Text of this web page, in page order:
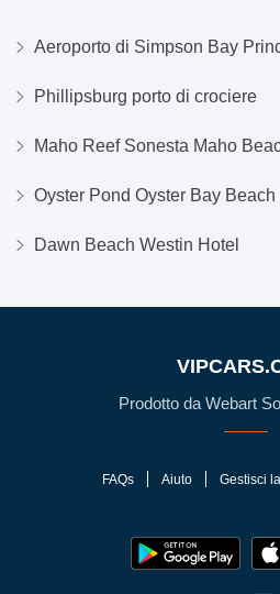
Aeroporto di Simpson Bay
Phillipsburg porto di crociere
Maho Reef Sonesta Maho
Oyster Pond Oyster Bay Beach
Dawn Beach Westin Hotel
Prodotto da Webart
FAQs Aiuto Gestisci